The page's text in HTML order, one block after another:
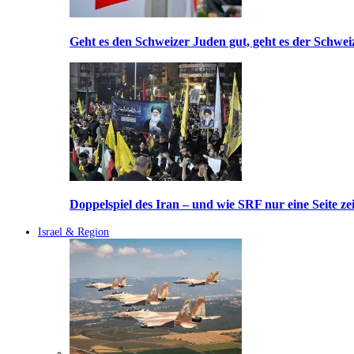
Geht es den Schweizer Juden gut, geht es der
Doppelspiel des Iran – und wie SRF nur eine Seite
Israel & Region